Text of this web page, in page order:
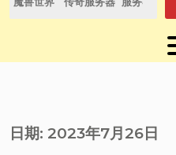
索
日期: 2023年7月26日